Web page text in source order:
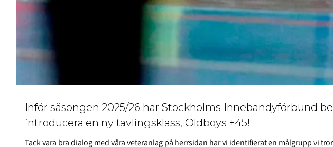
Inför säsongen 2025/26 har Stockholms Innebandyförbund
introducera en ny tävlingsklass, Oldboys +45!
Tack vara bra dialog med våra veteranlag på herrsidan har vi identifierat en målgrupp vi